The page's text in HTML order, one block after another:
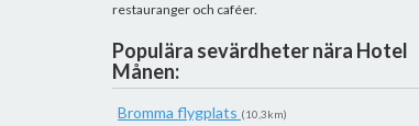
restauranger och caféer.
Populära sevärdheter nära Hotel
Månen:
Bromma flygplats (10,3km)